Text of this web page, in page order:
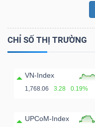
CHỈ SỐ THỊ TRƯỜNG
VN-Index
1,768.06 3.28 0.19%
UPCoM-Index